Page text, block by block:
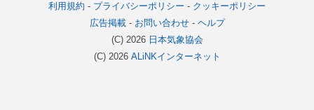
利用規約 - プライバシーポリシー - クッキーポリシー
広告掲載- お問い合わせ- ヘルプ
(C) 2026 日本気象協会
(C) 2026 ALiNKインターネット